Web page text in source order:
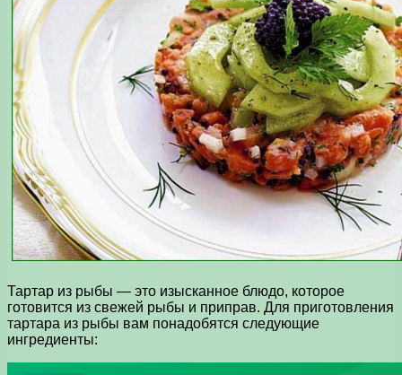
Тартар из рыбы — это изысканное блюдо, которое
готовится из свежей рыбы и приправ. Для приготовления
тартара из рыбы вам понадобятся следующие
ингредиенты: